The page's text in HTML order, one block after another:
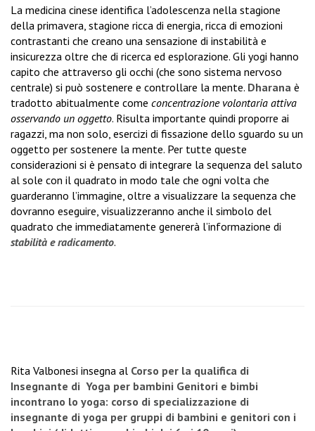
La medicina cinese identifica l’adolescenza nella stagione
della primavera, stagione ricca di energia, ricca di emozioni
contrastanti che creano una sensazione di instabilità e
insicurezza oltre che di ricerca ed esplorazione. Gli yogi hanno
capito che attraverso gli occhi (che sono sistema nervoso
centrale) si può sostenere e controllare la mente. Dharana è
tradotto abitualmente come concentrazione volontaria attiva
osservando un oggetto. Risulta importante quindi proporre ai
ragazzi, ma non solo, esercizi di fissazione dello sguardo su un
oggetto per sostenere la mente. Per tutte queste
considerazioni si è pensato di integrare la sequenza del saluto
al sole con il quadrato in modo tale che ogni volta che
guarderanno l’immagine, oltre a visualizzare la sequenza che
dovranno eseguire, visualizzeranno anche il simbolo del
quadrato che immediatamente genererà l’informazione di
stabilità e radicamento.
Rita Valbonesi insegna al Corso per la qualifica di
Insegnante di Yoga per bambini Genitori e bimbi
incontrano lo yoga: corso di specializzazione di
insegnante di yoga per gruppi di bambini e genitori con i